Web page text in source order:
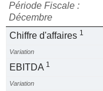
Période Fiscale :
Décembre
Chiffre d'affaires 1
Variation
EBITDA 1
Variation